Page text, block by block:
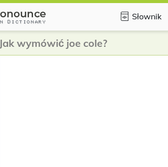
Słownik
Jak wymówić joe cole?